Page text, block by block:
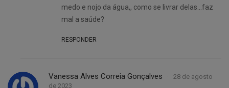
medo e nojo da água,, como se livrar delas…faz
mal a saúde?
RESPONDER
Vanessa Alves Correia Gonçalves
28 de agosto
de 2023